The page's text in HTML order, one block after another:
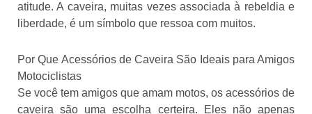
atitude. A caveira, muitas vezes associada à rebeldia e
liberdade, é um símbolo que ressoa com muitos.
Por Que Acessórios de Caveira São Ideais para Amigos
Motociclistas
Se você tem amigos que amam motos, os acessórios de
caveira são uma escolha certeira. Eles não apenas